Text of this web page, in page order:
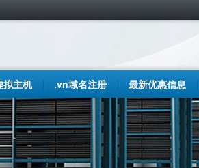
拟主机 .vn域名注册 最新优惠信息